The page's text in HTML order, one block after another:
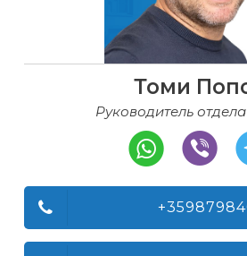
Томи
Руководитель